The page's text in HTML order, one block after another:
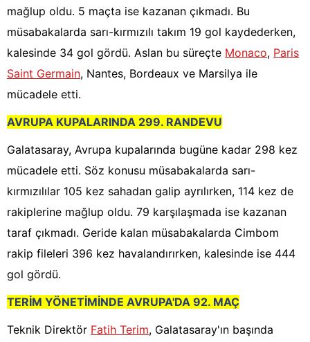
mağlup oldu. 5 maçta ise kazanan çıkmadı. Bu
müsabakalarda sarı-kırmızılı takım 19 gol kaydederken,
kalesinde 34 gol gördü. Aslan bu süreçte Monaco, Paris
Saint Germain, Nantes, Bordeaux ve Marsilya ile
mücadele etti.
AVRUPA KUPALARINDA 299. RANDEVU
Galatasaray, Avrupa kupalarında bugüne kadar 298 kez
mücadele etti. Söz konusu müsabakalarda sarı-
kırmızılılar 105 kez sahadan galip ayrılırken, 114 kez de
rakiplerine mağlup oldu. 79 karşılaşmada ise kazanan
taraf çıkmadı. Geride kalan müsabakalarda Cimbom
rakip fileleri 396 kez havalandırırken, kalesinde ise 444
gol gördü.
TERİM YÖNETİMİNDE AVRUPA'DA 92. MAÇ
Teknik Direktör Fatih Terim, Galatasaray'ın başında